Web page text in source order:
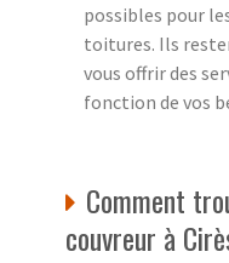
possibles pour
toitures. Ils
vous offrir des
fonction de vos
Comment
couvreur à